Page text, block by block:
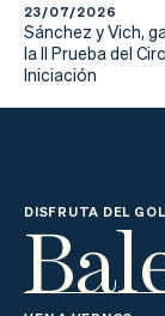
23/07/2026
Sánchez y Vich,
la II Prueba del
Iniciación
DISFRUTA DEL